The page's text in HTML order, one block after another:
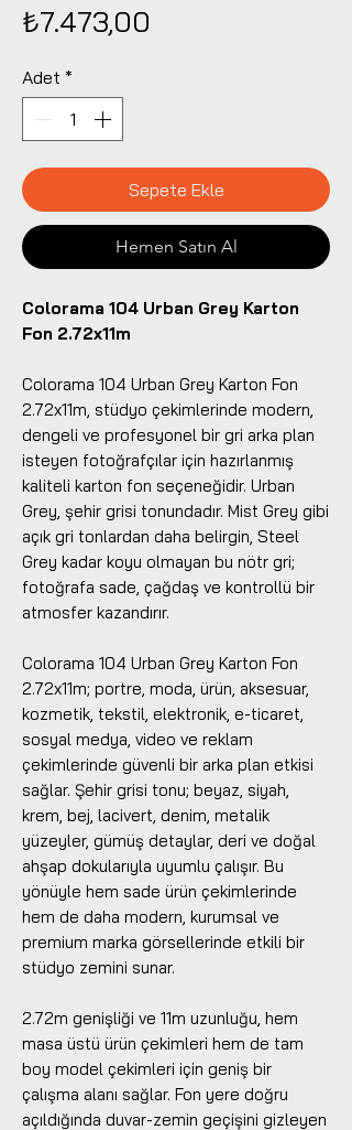
₺7.473,00
Adet *
Sepete Ekle
Hemen Satın Al
Colorama 104 Urban Grey Karton
Fon 2.72x11m
Colorama 104 Urban Grey Karton Fon
2.72x11m, stüdyo çekimlerinde modern,
dengeli ve profesyonel bir gri arka plan
isteyen fotoğrafçılar için hazırlanmış
kaliteli karton fon seçeneğidir. Urban
Grey, şehir grisi tonundadır. Mist Grey gibi
açık gri tonlardan daha belirgin, Steel
Grey kadar koyu olmayan bu nötr gri;
fotoğrafa sade, çağdaş ve kontrollü bir
atmosfer kazandırır.
Colorama 104 Urban Grey Karton Fon
2.72x11m; portre, moda, ürün, aksesuar,
kozmetik, tekstil, elektronik, e-ticaret,
sosyal medya, video ve reklam
çekimlerinde güvenli bir arka plan etkisi
sağlar. Şehir grisi tonu; beyaz, siyah,
krem, bej, lacivert, denim, metalik
yüzeyler, gümüş detaylar, deri ve doğal
ahşap dokularıyla uyumlu çalışır. Bu
yönüyle hem sade ürün çekimlerinde
hem de daha modern, kurumsal ve
premium marka görsellerinde etkili bir
stüdyo zemini sunar.
2.72m genişliği ve 11m uzunluğu, hem
masa üstü ürün çekimleri hem de tam
boy model çekimleri için geniş bir
çalışma alanı sağlar. Fon yere doğru
açıldığında duvar-zemin geçişini gizleyen